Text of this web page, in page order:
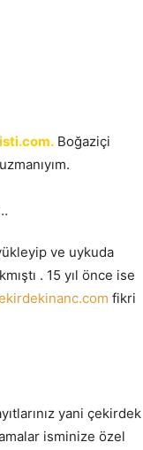
Boğaziçi
ve uykuda
. 15 yıl önce ise
fikri
yani çekirdek
isminize özel